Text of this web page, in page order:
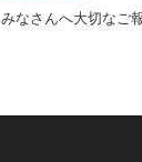
みなさんへ大切なご